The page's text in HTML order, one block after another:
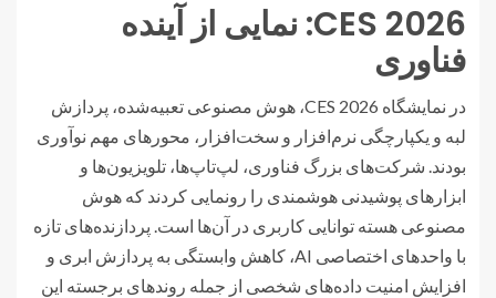
CES 2026: نمایی از آینده
فناوری
در نمایشگاه CES 2026، هوش مصنوعی تعبیه‌شده، پردازش
لبه و یکپارچگی نرم‌افزار و سخت‌افزار، محورهای مهم نوآوری
بودند. شرکت‌های بزرگ فناوری، لپ‌تاپ‌ها، تلویزیون‌ها و
ابزارهای پوشیدنی هوشمندی را رونمایی کردند که هوش
مصنوعی هسته توانایی کاربری در آن‌ها است. پردازنده‌های تازه
با واحدهای اختصاصی AI، کاهش وابستگی به پردازش ابری و
افزایش امنیت داده‌های شخصی از جمله روندهای برجسته این